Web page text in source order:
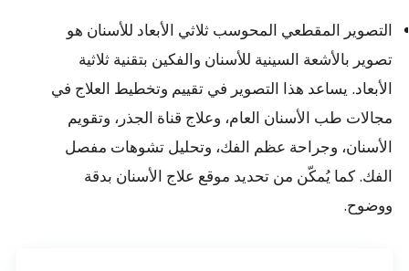
التصوير المقطعي المحوسب ثلاثي الأبعاد للأسنان هو
تصوير بالأشعة السينية للأسنان والفكين بتقنية ثلاثية
الأبعاد. يساعد هذا التصوير في تقييم وتخطيط العلاج في
مجالات طب الأسنان العام، وعلاج قناة الجذر، وتقويم
الأسنان، وجراحة عظم الفك، وتحليل تشوهات مفصل
الفك. كما يُمكّن من تحديد موقع علاج الأسنان بدقة
ووضوح.